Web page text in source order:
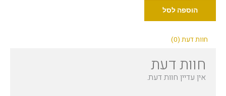
Dynamic
טריפל
הוספה לסל
חוות דעת (0)
חוות דעת
אין עדיין חוות דעת.